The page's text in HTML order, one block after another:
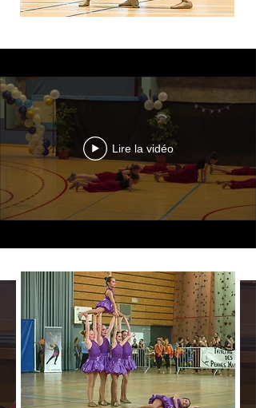
Lire la vidéo